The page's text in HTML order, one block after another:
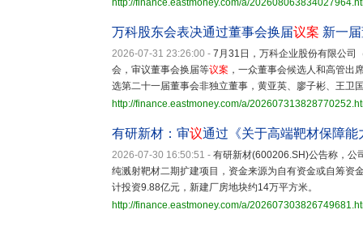
http://finance.eastmoney.com/a/
万科股东会表决通过董事会换届议案 新一
2026-07-31 23:26:00 - 7月31日，万科企业股份有限公司
会，审议董事会换届等议案 ，一众董事会候选人和高管
选第二十一届董事会非独立董事，黄亚英、廖子彬、王卫
http://finance.eastmoney.com/a/
有研新材：审议通过《关于高端靶材保障
2026-07-30 16:50:51 - 有研新材(600206.SH)公告称，公
纯溅射靶材二期扩建项目，资金来源为自有资金或自筹资
计投资9.88亿元，新建厂房地块约14万平方米。
http://finance.eastmoney.com/a/